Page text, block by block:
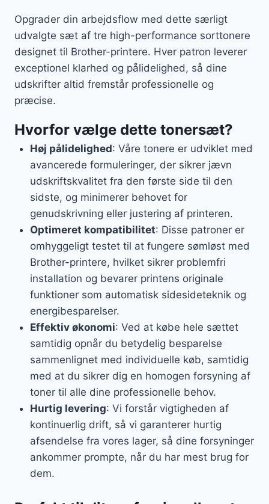
Opgrader din arbejdsflow med dette særligt
udvalgte sæt af tre high-performance sorttonere
designet til Brother-printere. Hver patron leverer
exceptionel klarhed og pålidelighed, så dine
udskrifter altid fremstår professionelle og
præcise.
Hvorfor vælge dette tonersæt?
Høj pålidelighed: Våre tonere er udviklet med
avancerede formuleringer, der sikrer jævn
udskriftskvalitet fra den første side til den
sidste, og minimerer behovet for
genudskrivning eller justering af printeren.
Optimeret kompatibilitet: Disse patroner er
omhyggeligt testet til at fungere sømløst med
Brother-printere, hvilket sikrer problemfri
installation og bevarer printens originale
funktioner som automatisk sidesideteknik og
energibesparelser.
Effektiv økonomi: Ved at købe hele sættet
samtidig opnår du betydelig besparelse
sammenlignet med individuelle køb, samtidig
med at du sikrer dig en homogen forsyning af
toner til alle dine professionelle behov.
Hurtig levering: Vi forstår vigtigheden af
kontinuerlig drift, så vi garanterer hurtig
afsendelse fra vores lager, så dine forsyninger
ankommer prompte, når du har mest brug for
dem.